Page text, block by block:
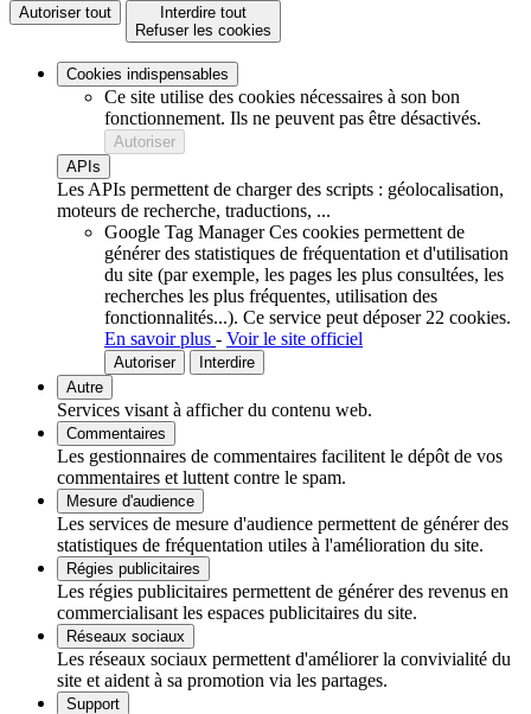
Autoriser tout
Interdire tout
Refuser les cookies
Cookies indispensables
Ce site utilise des cookies nécessaires à son bon
fonctionnement. Ils ne peuvent pas être désactivés.
Autoriser
APIs
Les APIs permettent de charger des scripts : géolocalisation,
moteurs de recherche, traductions, ...
Google Tag Manager Ces cookies permettent de
générer des statistiques de fréquentation et d'utilisation
du site (par exemple, les pages les plus consultées, les
recherches les plus fréquentes, utilisation des
fonctionnalités...). Ce service peut déposer 22 cookies.
En savoir plus - Voir le site officiel
Autoriser
Interdire
Autre
Services visant à afficher du contenu web.
Commentaires
Les gestionnaires de commentaires facilitent le dépôt de vos
commentaires et luttent contre le spam.
Mesure d'audience
Les services de mesure d'audience permettent de générer des
statistiques de fréquentation utiles à l'amélioration du site.
Régies publicitaires
Les régies publicitaires permettent de générer des revenus en
commercialisant les espaces publicitaires du site.
Réseaux sociaux
Les réseaux sociaux permettent d'améliorer la convivialité du
site et aident à sa promotion via les partages.
Support